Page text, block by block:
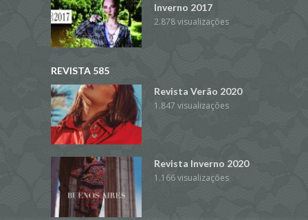
Inverno 2017
2.878 visualizações
REVISTA 585
Revista Verão 2020
1.847 visualizações
Revista Inverno 2020
1.166 visualizações